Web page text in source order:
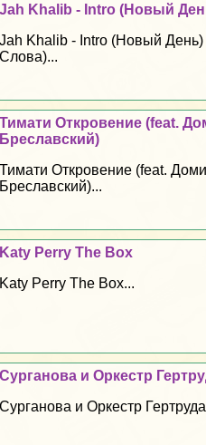
Jah Khalib - Intro (Новый
Jah Khalib - Intro (Новый День)
Слова)...
Тимати Откровение (feat.
Бреславский)
Тимати Откровение (feat.
Бреславский)...
Katy Perry The Box
Katy Perry The Box...
Сурганова и Оркестр
Сурганова и Оркестр